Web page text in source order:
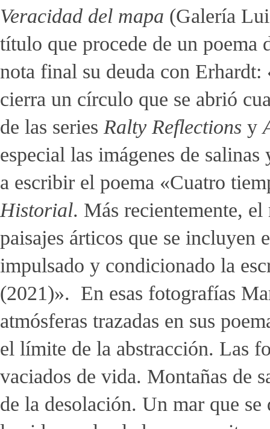
Veracidad del mapa (Galería
título que procede de un poema
nota final su deuda con Erhardt:
cierra un círculo que se abrió
de las series Ralty Reflections y
especial las imágenes de
a escribir el poema «Cuatro
Historial. Más recientemente,
paisajes árticos que se incluyen
impulsado y condicionado la
(2021)». En esas fotografías
atmósferas trazadas en sus
el límite de la abstracción. Las
vaciados de vida. Montañas de
de la desolación. Un mar que se